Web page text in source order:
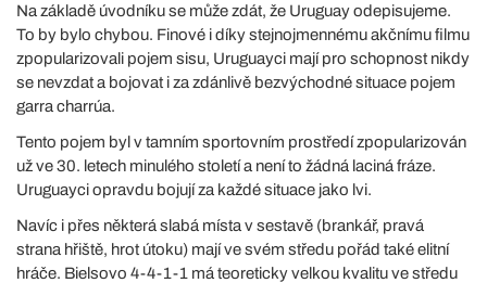
Na základě úvodníku se může zdát, že Uruguay odepisujeme.
To by bylo chybou. Finové i díky stejnojmennému akčnímu filmu
zpopularizovali pojem sisu, Uruguayci mají pro schopnost nikdy
se nevzdat a bojovat i za zdánlivě bezvýchodné situace pojem
garra charrúa.
Tento pojem byl v tamním sportovním prostředí zpopularizován
už ve 30. letech minulého století a není to žádná laciná fráze.
Uruguayci opravdu bojují za každé situace jako lvi.
Navíc i přes některá slabá místa v sestavě (brankář, pravá
strana hřiště, hrot útoku) mají ve svém středu pořád také elitní
hráče. Bielsovo 4-4-1-1 má teoreticky velkou kvalitu ve středu